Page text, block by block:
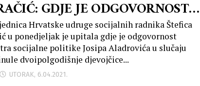
GDJE JE ODGOVORNOST
ALADROVIĆA?!
Hrvatske udruge socijalnih radnika Štefica
u ponedjeljak je upitala gdje je odgovornost
socijalne politike Josipa Aladrovića u slučaju
dvoipolgodišnje djevojčice...
UTORAK, 6.04.2021.